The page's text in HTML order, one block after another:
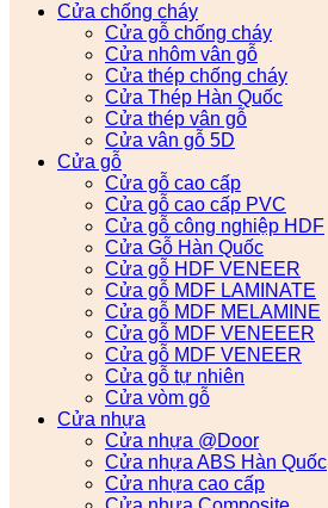
Cửa chống cháy
Cửa gỗ chống cháy
Cửa nhôm vân gỗ
Cửa thép chống cháy
Cửa Thép Hàn Quốc
Cửa thép vân gỗ
Cửa vân gỗ 5D
Cửa gỗ
Cửa gỗ cao cấp
Cửa gỗ cao cấp PVC
Cửa gỗ công nghiệp HDF
Cửa Gỗ Hàn Quốc
Cửa gỗ HDF VENEER
Cửa gỗ MDF LAMINATE
Cửa gỗ MDF MELAMINE
Cửa gỗ MDF VENEEER
Cửa gỗ MDF VENEER
Cửa gỗ tự nhiên
Cửa vòm gỗ
Cửa nhựa
Cửa nhựa @Door
Cửa nhựa ABS Hàn Quốc
Cửa nhựa cao cấp